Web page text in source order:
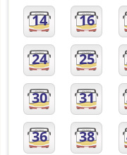
14 16
24 25
30 31
36 38